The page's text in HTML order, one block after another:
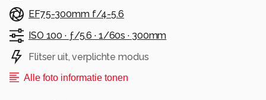
EF75-300mm f/4-5.6
ISO 100 · ƒ/5.6 · 1/60s · 300mm
Flitser uit, verplichte modus
Alle foto informatie tonen